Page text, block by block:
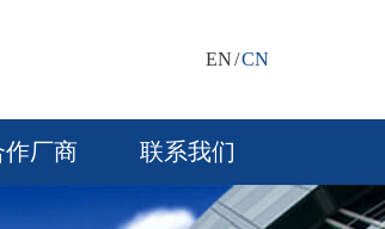
EN/CN
作厂商 联系我们